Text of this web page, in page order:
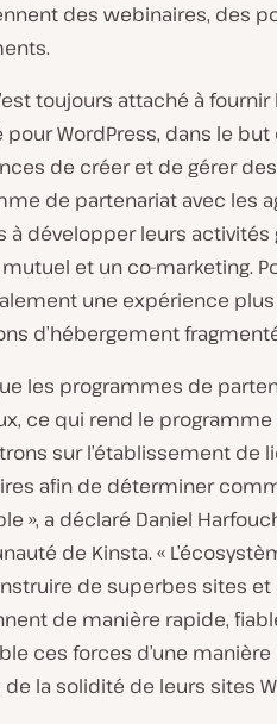
des webinaires, des
toujours attaché à
pour WordPress, dans le
de créer et de gérer
de partenariat avec les
à développer leurs
et un co-marketing.
une expérience
d’hébergement
les programmes de
ce qui rend le
sur l’établissement de
afin de déterminer
», a déclaré Daniel
de Kinsta. «
de superbes sites et
de manière rapide,
ces forces d’une
de la solidité de leurs sites